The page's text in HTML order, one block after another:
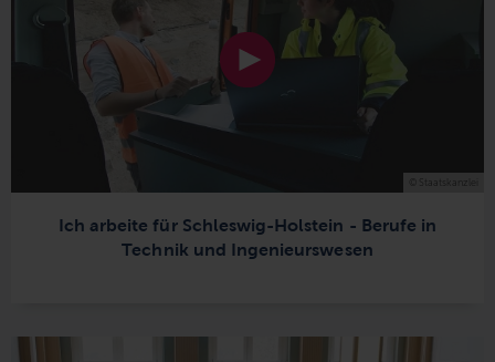
Ich arbeite für Schleswig-Holstein - Berufe in
Technik und Ingenieurswesen
© Staatskanzlei